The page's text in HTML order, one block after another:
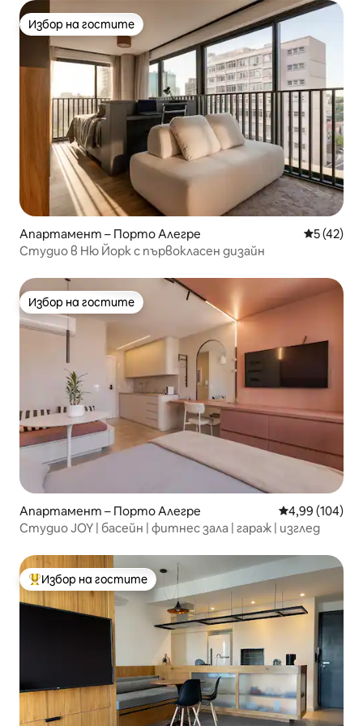
Избор на гостите
Избор на гостите
Апартамент – Порто Алегре Средна
5 (42)
Студио в Ню Йорк с първокласен дизайн
Избор на гостите
Избор на гостите
Апартамент – Порто Алегре Средна
4,99 (104)
Студио JOY | басейн | фитнес зала | гараж | изглед
Най-популярен избор на гостите
Избор на гостите